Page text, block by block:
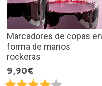
Marcadores de copas en
forma de manos
rockeras
9,90€